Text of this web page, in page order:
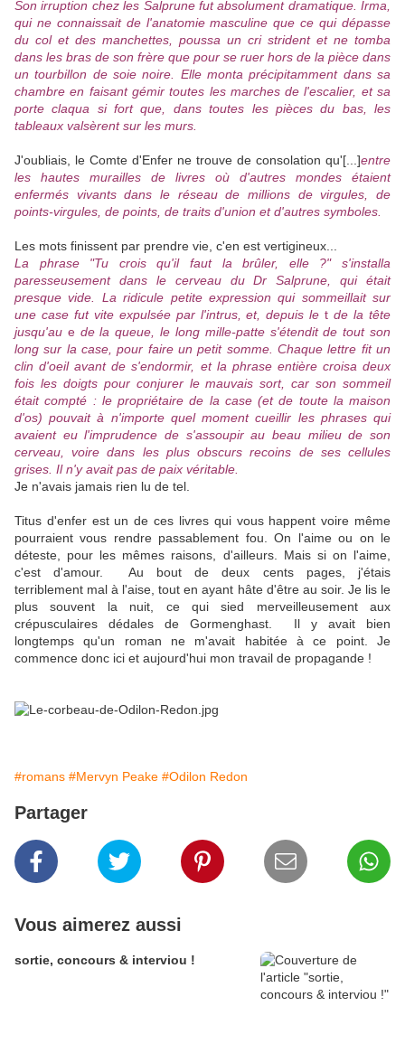
Son irruption chez les Salprune fut absolument dramatique. Irma,
qui ne connaissait de l'anatomie masculine que ce qui dépasse
du col et des manchettes, poussa un cri strident et ne tomba
dans les bras de son frère que pour se ruer hors de la pièce dans
un tourbillon de soie noire. Elle monta précipitamment dans sa
chambre en faisant gémir toutes les marches de l'escalier, et sa
porte claqua si fort que, dans toutes les pièces du bas, les
tableaux valsèrent sur les murs.
J'oubliais, le Comte d'Enfer ne trouve de consolation qu'[...]entre
les hautes murailles de livres où d'autres mondes étaient
enfermés vivants dans le réseau de millions de virgules, de
points-virgules, de points, de traits d'union et d'autres symboles.
Les mots finissent par prendre vie, c'en est vertigineux...
La phrase "Tu crois qu'il faut la brûler, elle ?" s'installa
paresseusement dans le cerveau du Dr Salprune, qui était
presque vide. La ridicule petite expression qui sommeillait sur
une case fut vite expulsée par l'intrus, et, depuis le tde la tête
jusqu'au e de la queue, le long mille-patte s'étendit de tout son
long sur la case, pour faire un petit somme. Chaque lettre fit un
clin d'oeil avant de s'endormir, et la phrase entière croisa deux
fois les doigts pour conjurer le mauvais sort, car son sommeil
était compté : le propriétaire de la case (et de toute la maison
d'os) pouvait à n'importe quel moment cueillir les phrases qui
avaient eu l'imprudence de s'assoupir au beau milieu de son
cerveau, voire dans les plus obscurs recoins de ses cellules
grises. Il n'y avait pas de paix véritable.
Je n'avais jamais rien lu de tel.
Titus d'enfer est un de ces livres qui vous happent voire même
pourraient vous rendre passablement fou. On l'aime ou on le
déteste, pour les mêmes raisons, d'ailleurs. Mais si on l'aime,
c'est d'amour. Au bout de deux cents pages, j'étais
terriblement mal à l'aise, tout en ayant hâte d'être au soir. Je lis le
plus souvent la nuit, ce qui sied merveilleusement aux
crépusculaires dédales de Gormenghast. Il y avait bien
longtemps qu'un roman ne m'avait habitée à ce point. Je
commence donc ici et aujourd'hui mon travail de propagande !
#romans #Mervyn Peake #Odilon Redon
Partager
Vous aimerez aussi
sortie, concours & interviou !